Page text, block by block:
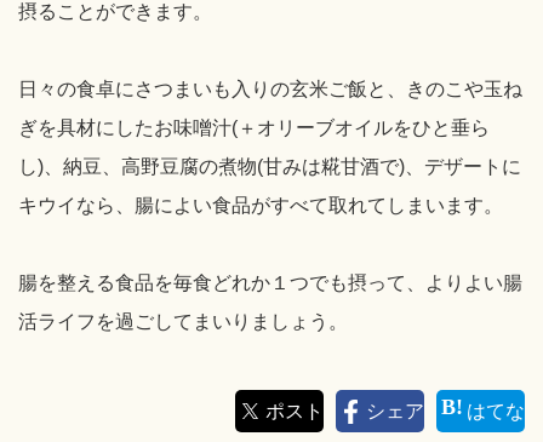
摂ることができます。
日々の食卓にさつまいも入りの玄米ご飯と、きのこや玉ね
ぎを具材にしたお味噌汁(＋オリーブオイルをひと垂ら
し)、納豆、高野豆腐の煮物(甘みは糀甘酒で)、デザートに
キウイなら、腸によい食品がすべて取れてしまいます。
腸を整える食品を毎食どれか１つでも摂って、よりよい腸
活ライフを過ごしてまいりましょう。
ポスト シェア はてな